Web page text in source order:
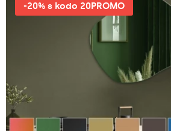
-20% s kodo 20PROMO